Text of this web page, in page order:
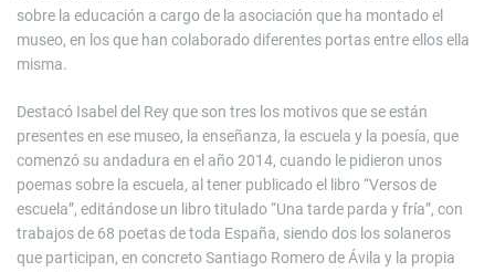
sobre la educación a cargo de la asociación que ha montado el
museo, en los que han colaborado diferentes portas entre ellos ella
misma.
Destacó Isabel del Rey que son tres los motivos que se están
presentes en ese museo, la enseñanza, la escuela y la poesía, que
comenzó su andadura en el año 2014, cuando le pidieron unos
poemas sobre la escuela, al tener publicado el libro “Versos de
escuela”, editándose un libro titulado “Una tarde parda y fría”, con
trabajos de 68 poetas de toda España, siendo dos los solaneros
que participan, en concreto Santiago Romero de Ávila y la propia